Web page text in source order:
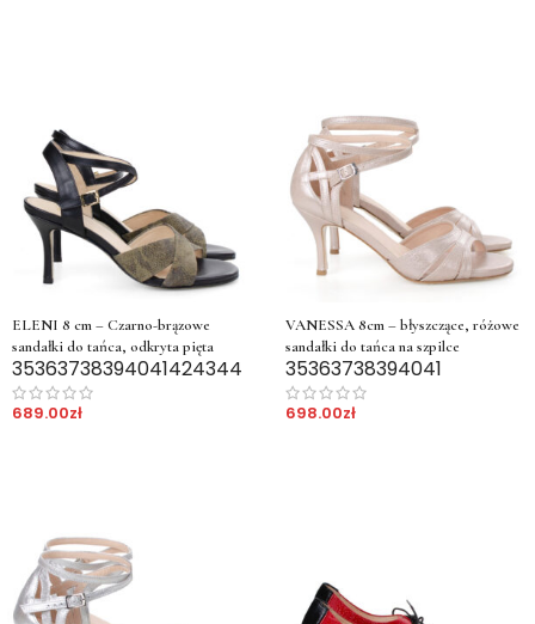
ELENI 8 cm – Czarno-brązowe
sandałki do tańca, odkryta pięta
35363738394041424344
689.00zł
VANESSA 8cm – błyszczące, różowe
sandałki do tańca na szpilce
35363738394041
698.00zł